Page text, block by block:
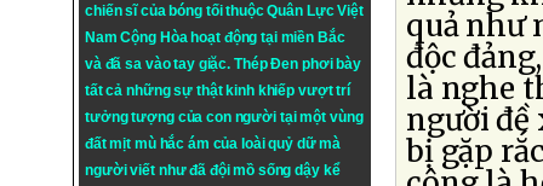
chiến sĩ của bóng tối thuộc Quân Lực Việt
Nam Cộng Hòa hoạt động tại miền Bắc
và đã sa vào tay giặc. Thép Đen phơi bày
tất cả những sự thật kinh khiếp vượt trí
tưởng tượng của con người tại một vùng
đất mịt mù hắc ám của loài quỷ dữ mà
người viết như đã đội mồ sống dậy kể
quả như
độc
là nghe
người đề
bị gặp